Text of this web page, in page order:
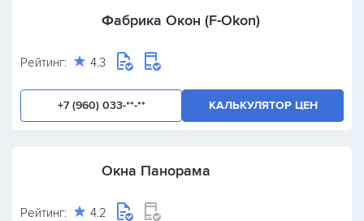
Фабрика Окон (F-Okon)
Рейтинг: 4.3
+7 (960) 033-**-** КАЛЬКУЛЯТОР ЦЕН
Окна Панорама
Рейтинг: 4.2